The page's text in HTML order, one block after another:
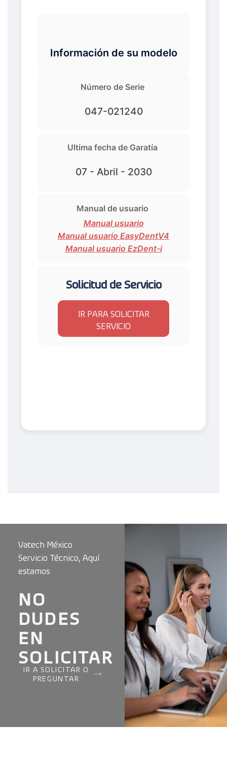
Información de su modelo
Número de Serie
047-021240
Ultima fecha de Garatía
07 - Abril - 2030
Manual de usuario
Manual usuario
Manual usuario EasyDentV4
Manual usuario EzDent-i
Solicitud de Servicio
IR PARA SOLICITAR
SERVICIO
Vatech México
Servicio Técnico, Aquí
estamos
NO
DUDES
EN
SOLICITAR
IR A SOLICITAR O
PREGUNTAR